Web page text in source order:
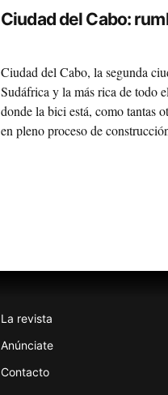
Ciudad del Cabo:
Ciudad del Cabo, la segunda
Sudáfrica y la más rica de todo
donde la bici está, como tantas
en pleno proceso de
La revista
Anúnciate
Contacto